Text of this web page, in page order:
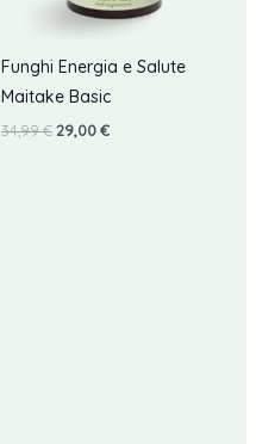
Funghi Energia e Salute
Maitake Basic
34,99€Il
29,00€Il